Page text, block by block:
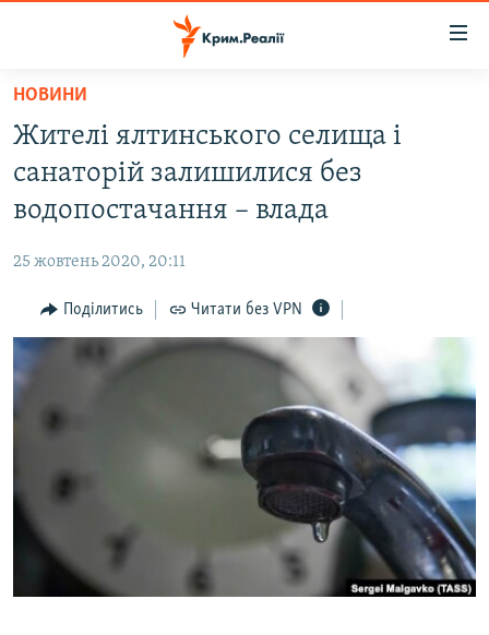
Перейти
основного
матеріалу
до
основної
Перейти
до
ВІДЕО ТА ФОТО
БЛОГИ
ПОГЛЯД
ІНТЕРВ'Ю
ВСЕ ЗА ДЕНЬ
СПЕЦПРОЕКТИ
ДЕПОРТАЦІЯ
СВІДЧЕННЯ ОКУПАЦІЇ
УКРАЇНСЬКА ПРОБЛЕМА КРИМУ
ЯК ОБІЙТИ БЛОКУВАННЯ
Русский
Qırımtatar
НОВИНИ
Жителі ялтинського селища і
санаторій залишилися без
водопостачання – влада
25 жовтень 2020, 20:11
Поділитись Читати без VPN